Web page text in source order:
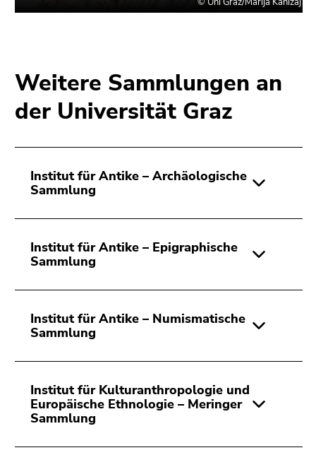
Weitere Sammlungen an
der Universität Graz
Institut für Antike – Archäologische
Sammlung
Institut für Antike – Epigraphische
Sammlung
Institut für Antike – Numismatische
Sammlung
Institut für Kulturanthropologie und
Europäische Ethnologie – Meringer
Sammlung